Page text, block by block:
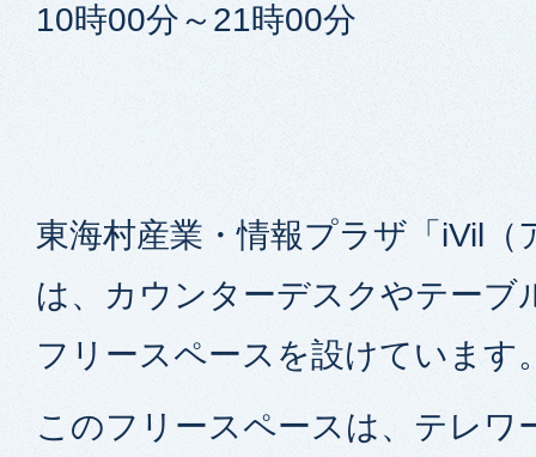
10時00分～21時00分
東海村産業・情報プラザ「iVil（
は、カウンターデスクやテーブ
フリースペースを設けています
このフリースペースは、テレワ